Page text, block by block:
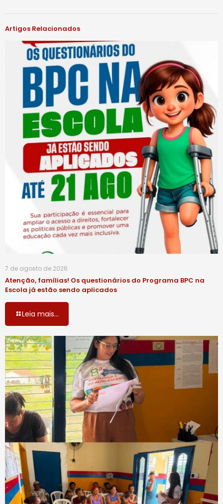
Artigos Relacionados
7 de agosto de 2026
Atenção, famílias! Os questionários do Programa BPC na
Escola já estão sendo aplicados
Leia mais...